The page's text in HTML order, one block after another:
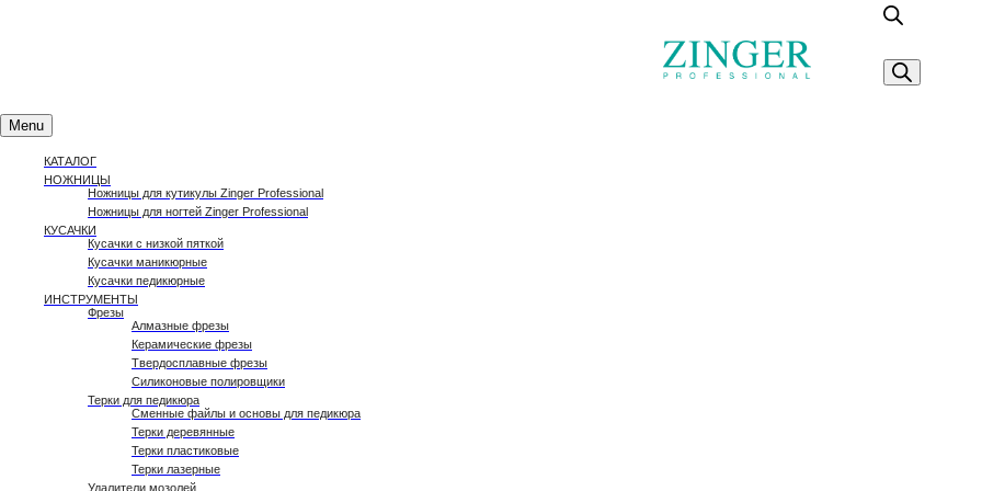
Menu
КАТАЛОГ
НОЖНИЦЫ
Ножницы для кутикулы Zinger Professional
Ножницы для ногтей Zinger Professional
КУСАЧКИ
Кусачки с низкой пяткой
Кусачки маникюрные
Кусачки педикюрные
ИНСТРУМЕНТЫ
Фрезы
Алмазные фрезы
Керамические фрезы
Твердосплавные фрезы
Силиконовые полировщики
Терки для педикюра
Сменные файлы и основы для педикюра
Терки деревянные
Терки пластиковые
Терки лазерные
Удалители мозолей